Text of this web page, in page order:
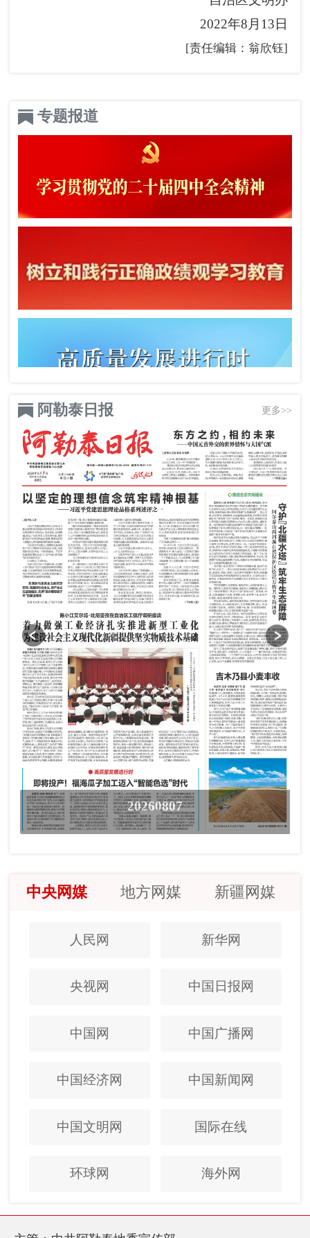
2022年8月13日
[责任编辑：翁欣钰]
专题报道
阿勒泰日报 更多>>
20260807
中央网媒 地方网媒 新疆网媒
人民网 新华网
央视网 中国日报网
中国网 中国广播网
中国经济网 中国新闻网
中国文明网 国际在线
环球网 海外网